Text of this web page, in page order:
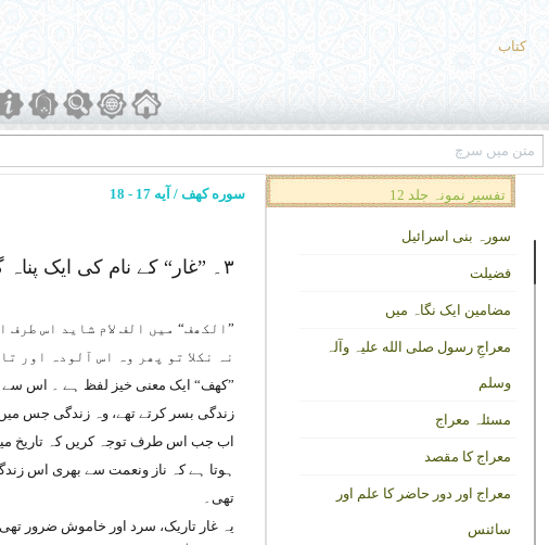
کتاب
تفسیر نمونہ جلد 12
سورہ بنی اسرائیل
فضیلت
مضامین ایک نگاہ میں
معراجِ رسول صلی الله علیہ وآلہ
وسلم
مسئلہ معراج
معراج کا مقصد
معراج اور دور حاضر کا علم اور
سائنس
سوره کهف / آیه 17 - 18
۳۔ ”غار“ کے نام کی ایک پناہ گاہ
” الکھف“ میں الف لام شاید اس
نہ نکلا تو پھر وہ اس آلودہ اور
”کھف“ ایک معنی خیز لفظ ہے ۔ اس سے
زندگی بسر کرتے تھے، وہ زندگی جس
اب جب اس طرف توجہ کریں کہ تاریخ
ہوتا ہے کہ ناز ونعمت سے بھری اس
تھی۔
یہ غار تاریک، سرد اور خاموش ضرور